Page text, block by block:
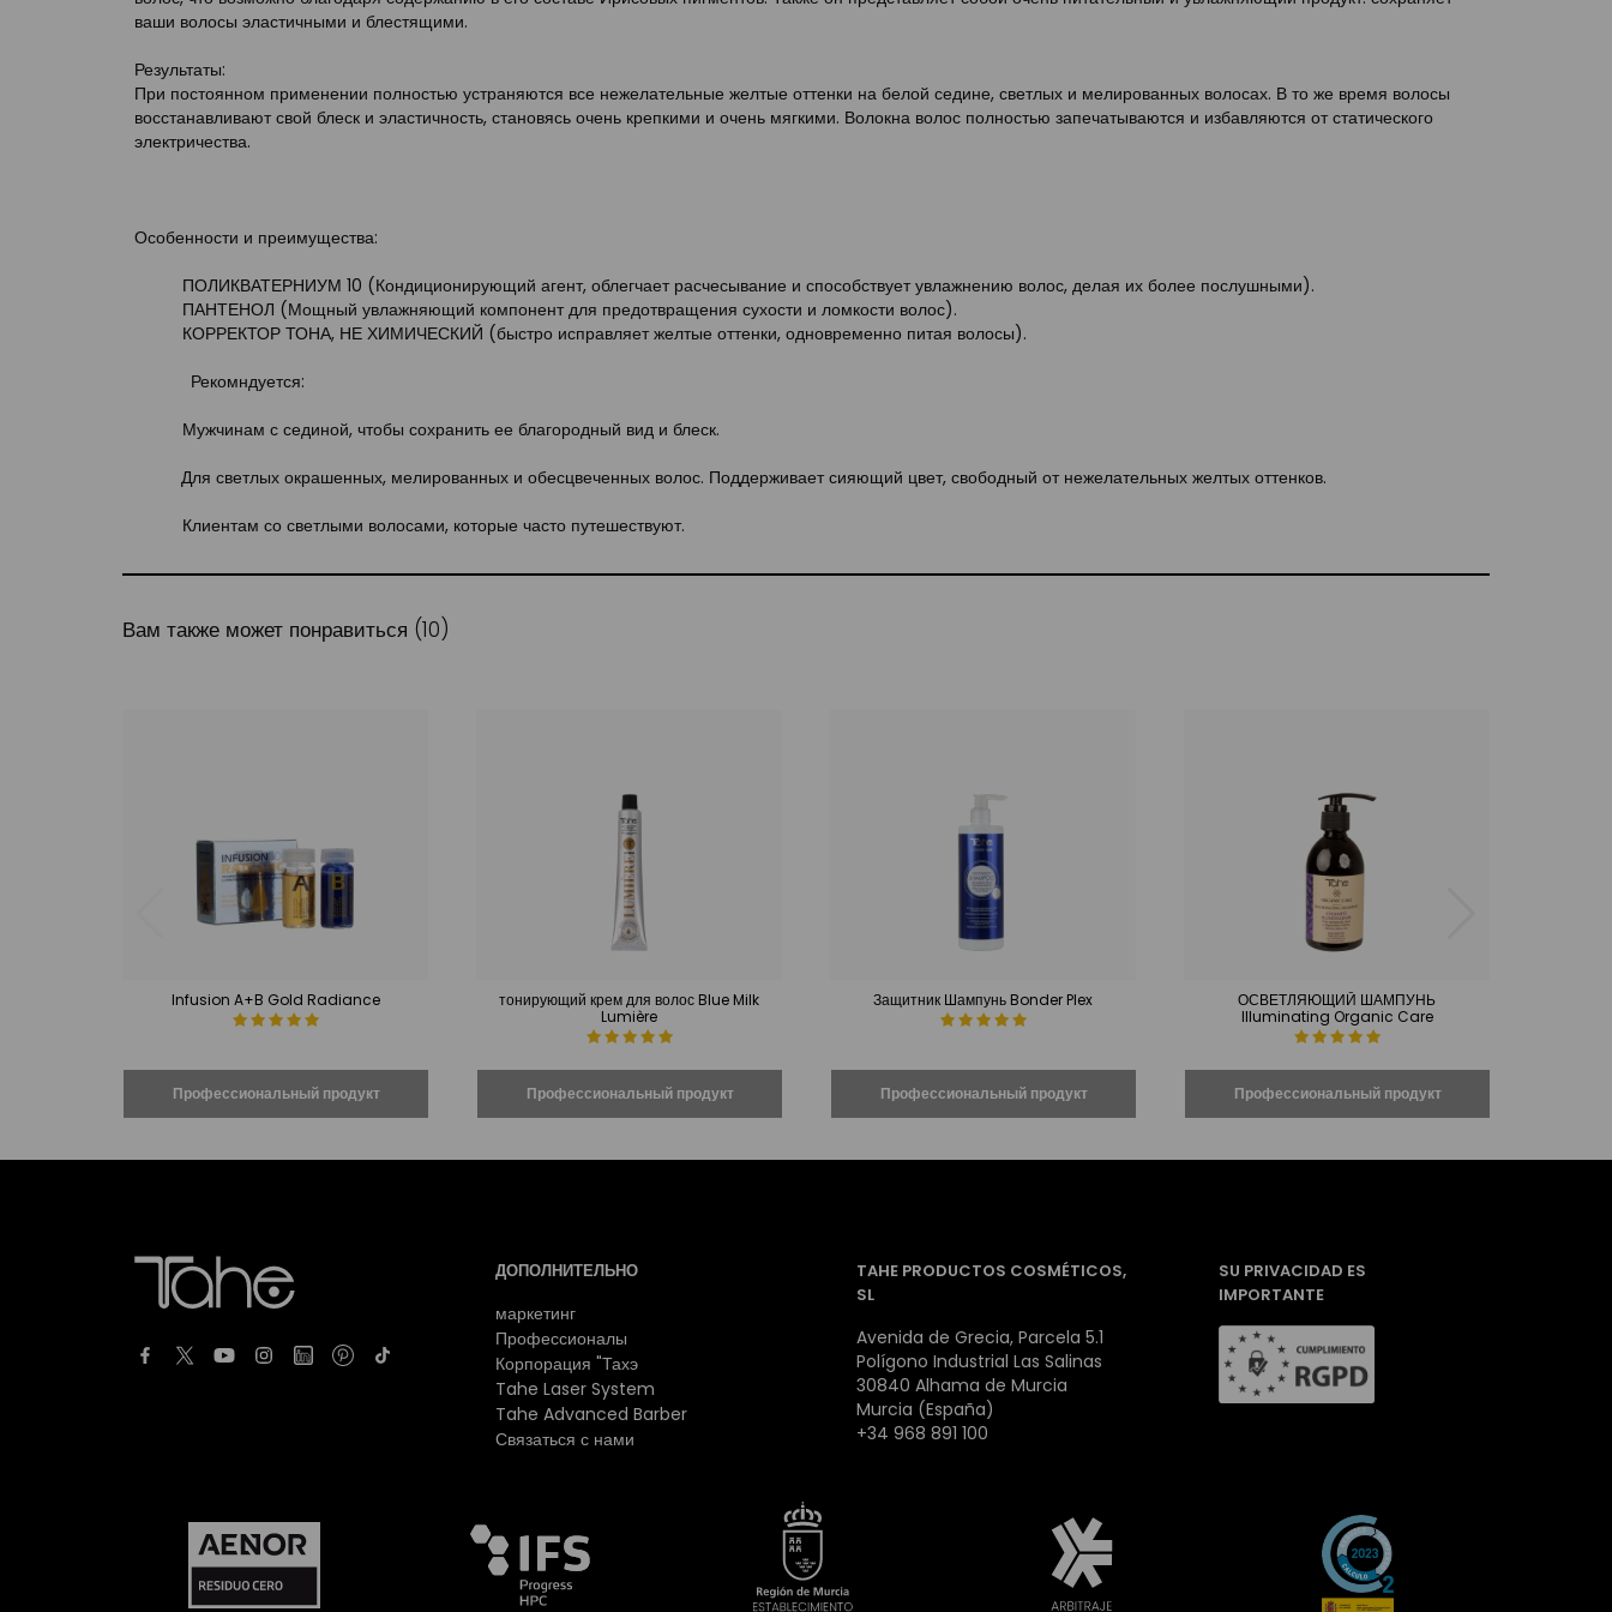
ваши волосы эластичными и блестящими.
Результаты:
При постоянном применении полностью устраняются все нежелательные желтые оттенки на белой седине, светлых и мелированных волосах. В то же время волосы
восстанавливают свой блеск и эластичность, становясь очень крепкими и очень мягкими. Волокна волос полностью запечатываются и избавляются от статического
электричества.
Особенности и преимущества:
ПОЛИКВАТЕРНИУМ 10 (Кондиционирующий агент, облегчает расчесывание и способствует увлажнению волос, делая их более послушными).
ПАНТЕНОЛ (Мощный увлажняющий компонент для предотвращения сухости и ломкости волос).
КОРРЕКТОР ТОНА, НЕ ХИМИЧЕСКИЙ (быстро исправляет желтые оттенки, одновременно питая волосы).
Рекомндуется:
Мужчинам с сединой, чтобы сохранить ее благородный вид и блеск.
Для светлых окрашенных, мелированных и обесцвеченных волос. Поддерживает сияющий цвет, свободный от нежелательных желтых оттенков.
Клиентам со светлыми волосами, которые часто путешествуют.
Вам также может понравиться (10)
Infusion A+B Gold Radiance
тонирующий крем для волос Blue Milk
Lumière
Защитник Шампунь Bonder Plex
ОСВЕТЛЯЮЩИЙ ШАМПУНЬ
Illuminating Organic Care
ДОПОЛНИТЕЛЬНО
маркетинг
Профессионалы
Корпорация "Тахэ
Tahe Laser System
Tahe Advanced Barber
Связаться с нами
TAHE PRODUCTOS COSMÉTICOS,
SL
Avenida de Grecia, Parcela 5.1
Polígono Industrial Las Salinas
30840 Alhama de Murcia
Murcia (España)
+34 968 891 100
SU PRIVACIDAD ES
IMPORTANTE